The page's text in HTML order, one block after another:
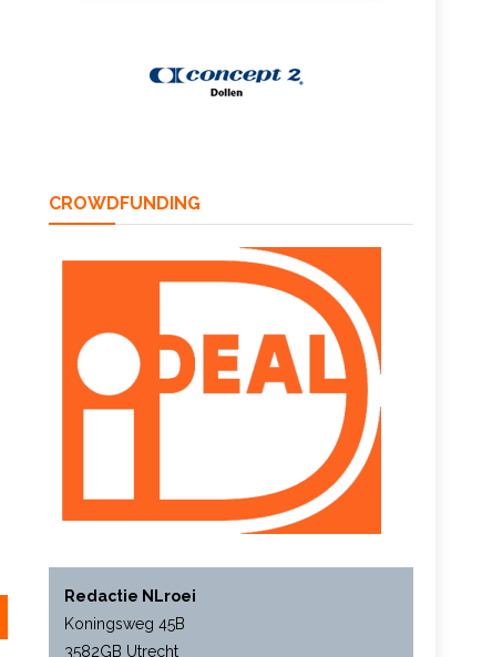
CROWDFUNDING
Redactie NLroei
Koningsweg 45B
3582GB Utrecht